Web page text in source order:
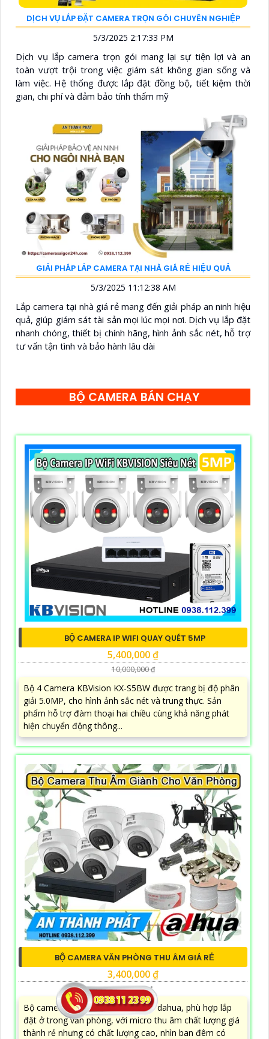
DỊCH VỤ LẮP ĐẶT CAMERA TRỌN GÓI CHUYÊN NGHIỆP
5/3/2025 2:17:33 PM
Dịch vụ lắp camera trọn gói mang lại sự tiện lợi và an
toàn vượt trội trong việc giám sát không gian sống và
làm việc. Hệ thống được lắp đặt đồng bộ, tiết kiệm thời
gian, chi phí và đảm bảo tính thẩm mỹ
GIẢI PHÁP LẮP CAMERA TẠI NHÀ GIÁ RẺ HIỆU QUẢ
5/3/2025 11:12:38 AM
Lắp camera tại nhà giá rẻ mang đến giải pháp an ninh hiệu
quả, giúp giám sát tài sản mọi lúc mọi nơi. Dịch vụ lắp đặt
nhanh chóng, thiết bị chính hãng, hình ảnh sắc nét, hỗ trợ
tư vấn tận tình và bảo hành lâu dài
BỘ CAMERA BÁN CHẠY
BỘ CAMERA IP WIFI QUAY QUÉT 5MP
5,400,000 ₫
10,000,000 ₫
Bộ 4 Camera KBVision KX-S5BW được trang bị độ phân
giải 5.0MP, cho hình ảnh sắc nét và trung thực. Sản
phẩm hỗ trợ đàm thoại hai chiều cùng khả năng phát
hiện chuyển động thông...
BỘ CAMERA VĂN PHÒNG THU ÂM GIÁ RẺ
3,400,000 ₫
7,200,000 ₫
Bộ camera chất lượng đến từ nhà dahua, phù hợp lắp
đặt ở trong văn phòng, với micro thu âm chất lượng giá
thành rẻ nhưng có chất lượng cao, nhìn ban đêm có